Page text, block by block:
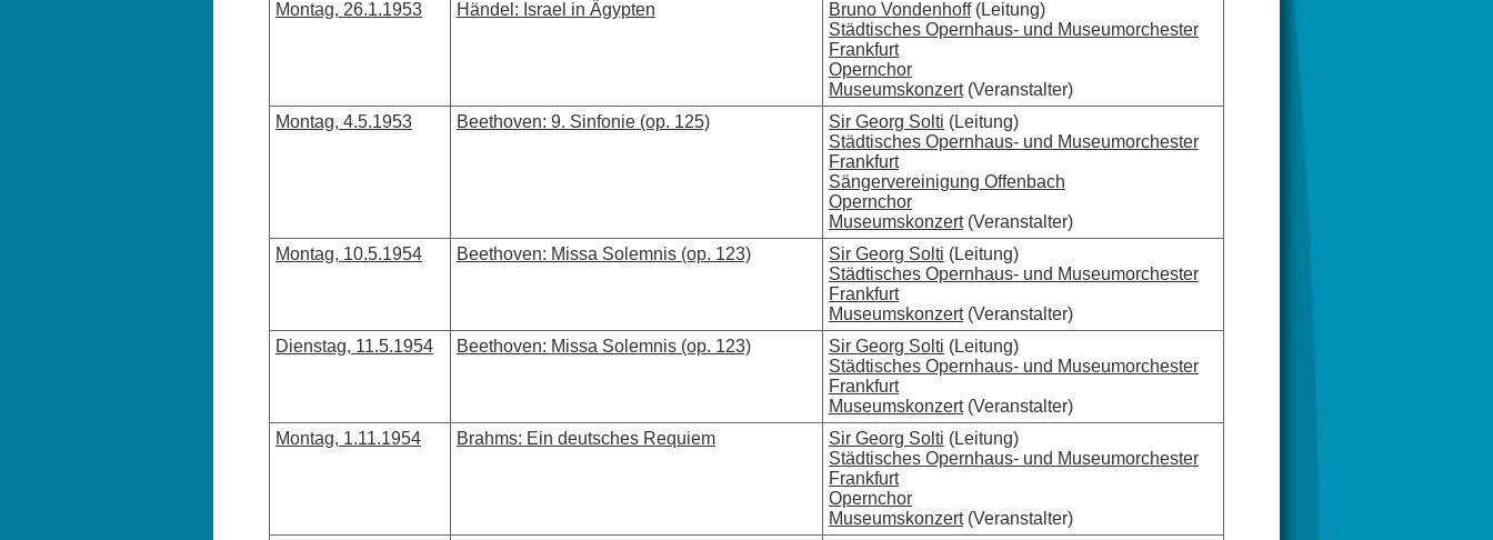
Montag, 26.1.1953
Händel: Israel in Ägypten Bruno Vondenhoff(Leitung)
Städtisches Opernhaus- und Museumorchester
Frankfurt
Opernchor
Museumskonzert(Veranstalter)
Montag, 4.5.1953
Beethoven: 9. Sinfonie (op. 125) Sir Georg Solti (Leitung)
Städtisches Opernhaus- und Museumorchester
Frankfurt
Sängervereinigung Offenbach
Opernchor
Museumskonzert(Veranstalter)
Montag, 10.5.1954
Beethoven: Missa Solemnis (op. 123) Sir Georg Solti (Leitung)
Städtisches Opernhaus- und Museumorchester
Frankfurt
Museumskonzert(Veranstalter)
Dienstag, 11.5.1954
Beethoven: Missa Solemnis (op. 123) Sir Georg Solti (Leitung)
Städtisches Opernhaus- und Museumorchester
Frankfurt
Museumskonzert(Veranstalter)
Montag, 1.11.1954
Brahms: Ein deutsches Requiem Sir Georg Solti (Leitung)
Städtisches Opernhaus- und Museumorchester
Frankfurt
Opernchor
Museumskonzert(Veranstalter)